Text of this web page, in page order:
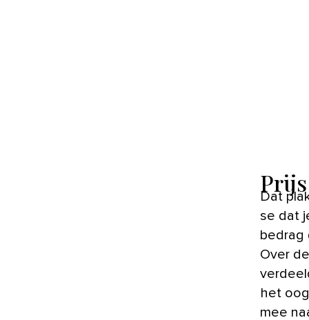
Dat
se dat
bedrag
Over
het
mee